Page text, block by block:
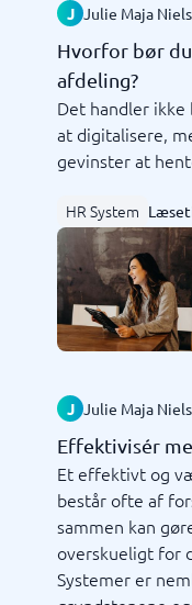
J Julie Maja
Hvorfor bør
afdeling?
Det handler
at digitalisere,
gevinster at
HR System
J Julie Maja
Effektivisér
Et effektivt og
består ofte af
sammen kan
overskueligt for
Systemer er